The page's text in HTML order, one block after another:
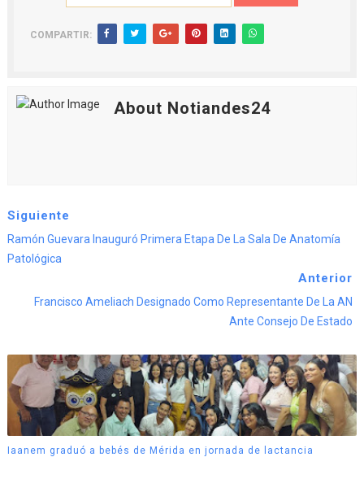
COMPARTIR:
About Notiandes24
Siguiente
Ramón Guevara Inauguró Primera Etapa De La Sala De Anatomía
Patológica
Anterior
Francisco Ameliach Designado Como Representante De La AN
Ante Consejo De Estado
Iaanem graduó a bebés de Mérida en jornada de lactancia